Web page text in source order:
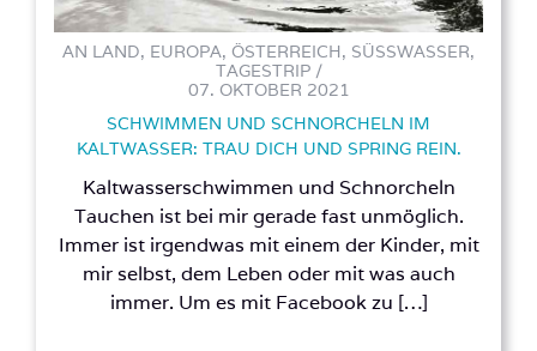
AN LAND, EUROPA, ÖSTERREICH, SÜSSWASSER, T
AGESTRIP /
07. OKTOBER 2021
SCHWIMMEN UND SCHNORCHELN IM
KALTWASSER: TRAU DICH UND SPRING REIN.
Kaltwasserschwimmen und Schnorcheln
Tauchen ist bei mir gerade fast unmöglich.
Immer ist irgendwas mit einem der Kinder, mit
mir selbst, dem Leben oder mit was auch
immer. Um es mit Facebook zu […]